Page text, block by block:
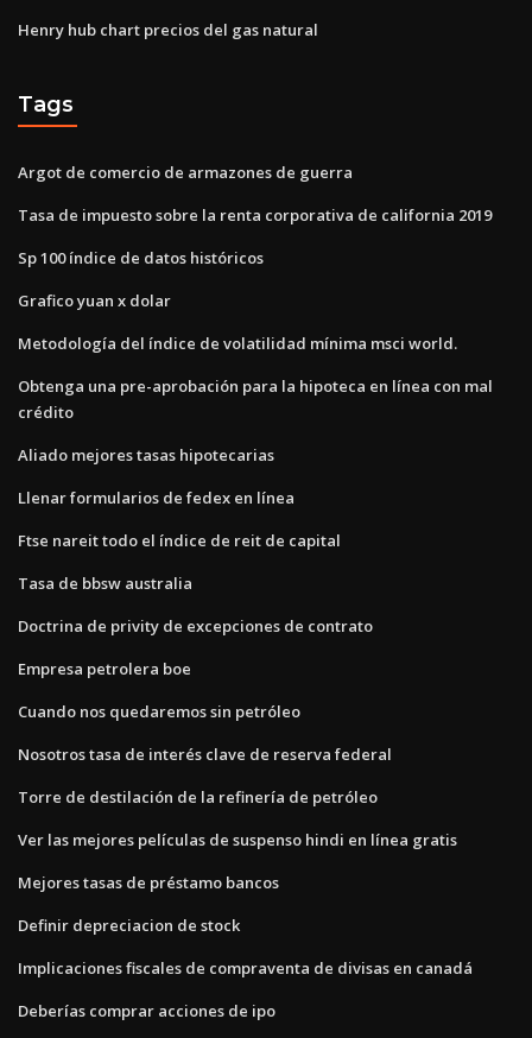
Henry hub chart precios del gas natural
Tags
Argot de comercio de armazones de guerra
Tasa de impuesto sobre la renta corporativa de california 2019
Sp 100 índice de datos históricos
Grafico yuan x dolar
Metodología del índice de volatilidad mínima msci world.
Obtenga una pre-aprobación para la hipoteca en línea con mal
crédito
Aliado mejores tasas hipotecarias
Llenar formularios de fedex en línea
Ftse nareit todo el índice de reit de capital
Tasa de bbsw australia
Doctrina de privity de excepciones de contrato
Empresa petrolera boe
Cuando nos quedaremos sin petróleo
Nosotros tasa de interés clave de reserva federal
Torre de destilación de la refinería de petróleo
Ver las mejores películas de suspenso hindi en línea gratis
Mejores tasas de préstamo bancos
Definir depreciacion de stock
Implicaciones fiscales de compraventa de divisas en canadá
Deberías comprar acciones de ipo